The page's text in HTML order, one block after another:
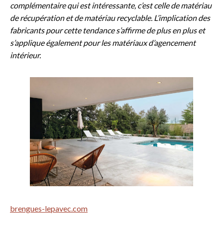
complémentaire qui est intéressante, c’est celle de matériau
de récupération et de matériau recyclable. L’implication des
fabricants pour cette tendance s’affirme de plus en plus et
s’applique également pour les matériaux d’agencement
intérieur.
brengues-lepavec.com